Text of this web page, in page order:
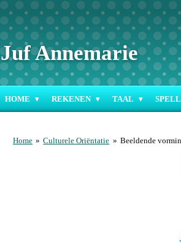
Juf Annemarie
HOME REKENEN TAAL
Home » Culturele Oriëntatie » Beeldende